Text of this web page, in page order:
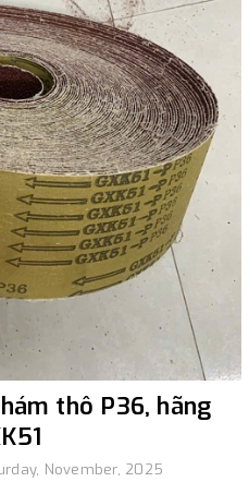
thô P36, hãng
November, 2025